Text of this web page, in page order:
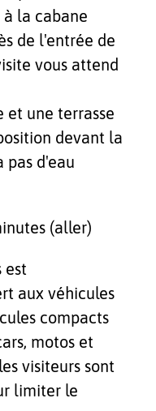
la cabane
de l'entrée de
vous attend
et une terrasse
devant la
pas d'eau
(aller)
est
aux véhicules
compacts
motos et
visiteurs sont
limiter le